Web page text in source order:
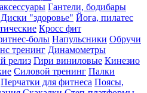
Гантели, бодибары
Диски "здоровье" Йога, пилатес
Кросс фит
болы Напульсники Обручи
тренинг Динамометры
релиз Гири виниловые Кинезио
Силовой тренинг Палки
Перчатки для фитнеса Поясы,